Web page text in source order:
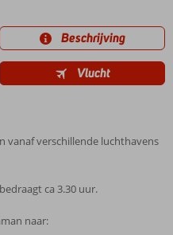
Beschrijving
Vlucht
vanaf verschillende luchthavens
ca 3.30 uur.
naar: